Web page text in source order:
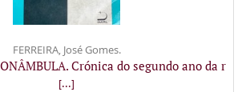
FERREIRA, José Gomes.
Crónica do segundo ano da r
[...]